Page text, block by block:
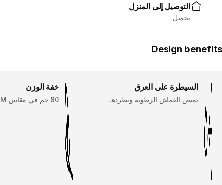
التوصيل إلى المنزل
تحميل
Design benefits
السيطرة على العرق
يمتص القماش الرطوبة ويطردها.
خفة الوزن
80 جم في مقاس M